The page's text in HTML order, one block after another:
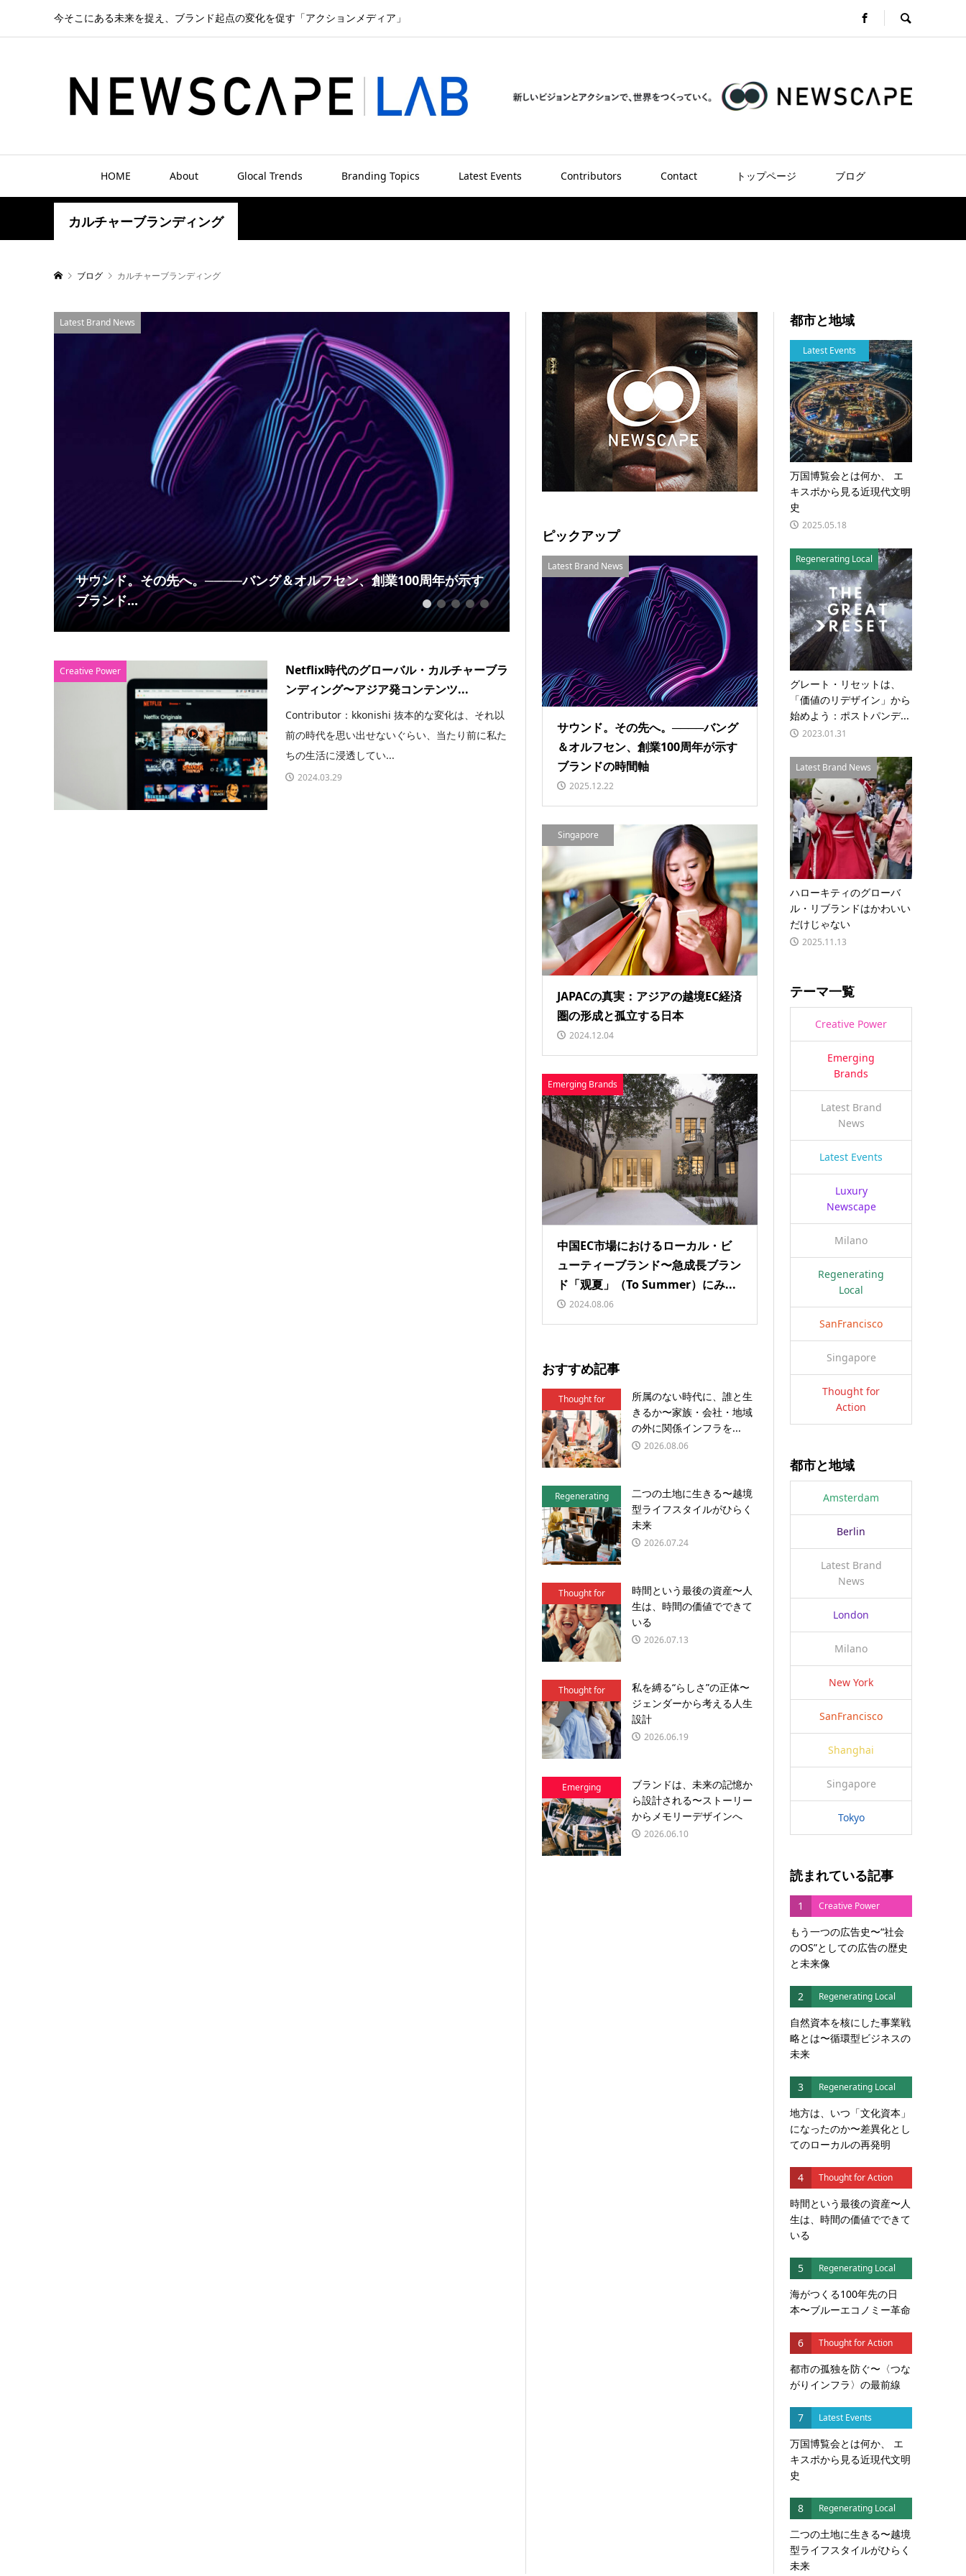
今そこにある未来を捉え、ブランド起点の変化を促す「アクションメディア」
HOME About Glocal Trends Branding Topics Latest Events Contributors Contact トップページ ブログ
カルチャーブランディング
ブログ カルチャーブランディング
Latest Brand News
サウンド。その先へ。────バング＆オルフセン、創業100周年が示す
ブランド...
Latest Brand News
フォートナム・アンド・メイソンが挑む「聴こえるチョコレート」ー味
1 2 3 4 5
Creative Power
Netflix時代のグローバル・カルチャーブラ
ンディング〜アジア発コンテンツ...
Contributor：kkonishi 抜本的な変化は、それ以
前の時代を思い出せないぐらい、当たり前に私た
ちの生活に浸透してい...
2024.03.29
都市と地域
Latest Events
万国博覧会とは何か、 エ
キスポから見る近現代文明
史
2025.05.18
Regenerating Local
グレート・リセットは、
「価値のリデザイン」から
始めよう：ポストパンデ...
2023.01.31
Latest Brand News
ハローキティのグローバ
ル・リブランドはかわいい
だけじゃない
2025.11.13
テーマ一覧
Creative Power
Emerging
Brands
Latest Brand
News
Latest Events
Luxury
Newscape
Milano
Regenerating
Local
SanFrancisco
Singapore
Thought for
Action
都市と地域
Amsterdam
Berlin
Latest Brand
News
London
Milano
New York
SanFrancisco
Shanghai
Singapore
Tokyo
読まれている記事
1 Creative Power
もう一つの広告史〜“社会
のOS”としての広告の歴史
と未来像
2 Regenerating Local
自然資本を核にした事業戦
略とは〜循環型ビジネスの
未来
3 Regenerating Local
地方は、いつ「文化資本」
になったのか〜差異化とし
てのローカルの再発明
4 Thought for Action
時間という最後の資産〜人
生は、時間の価値でできて
いる
5 Regenerating Local
海がつくる100年先の日
本〜ブルーエコノミー革命
6 Thought for Action
都市の孤独を防ぐ〜〈つな
がりインフラ〉の最前線
7 Latest Events
万国博覧会とは何か、 エ
キスポから見る近現代文明
史
8 Regenerating Local
二つの土地に生きる〜越境
型ライフスタイルがひらく
未来
ピックアップ
Latest Brand News
サウンド。その先へ。────バング
＆オルフセン、創業100周年が示す
ブランドの時間軸
2025.12.22
Singapore
JAPACの真実：アジアの越境EC経済
圏の形成と孤立する日本
2024.12.04
Emerging Brands
中国EC市場におけるローカル・ビ
ューティーブランド〜急成長ブラン
ド「观夏」（To Summer）にみ...
2024.08.06
おすすめ記事
Thought for
Action
所属のない時代に、誰と生
きるか〜家族・会社・地域
の外に関係インフラを...
2026.08.06
Regenerating
Local
二つの土地に生きる〜越境
型ライフスタイルがひらく
未来
2026.07.24
Thought for
Action
時間という最後の資産〜人
生は、時間の価値でできて
いる
2026.07.13
Thought for
Action
私を縛る“らしさ”の正体〜
ジェンダーから考える人生
設計
2026.06.19
Emerging
Brands
ブランドは、未来の記憶か
ら設計される〜ストーリー
からメモリーデザインへ
2026.06.10